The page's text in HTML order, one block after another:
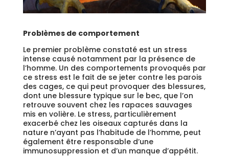
Problèmes de comportement
Le premier problème constaté est un stress
intense causé notamment par la présence de
l’homme. Un des comportements provoqués par
ce stress est le fait de se jeter contre les parois
des cages, ce qui peut provoquer des blessures,
dont une blessure typique sur le bec, que l’on
retrouve souvent chez les rapaces sauvages
mis en volière. Le stress, particulièrement
exacerbé chez les oiseaux capturés dans la
nature n’ayant pas l’habitude de l’homme, peut
également être responsable d’une
immunosuppression et d’un manque d’appétit.